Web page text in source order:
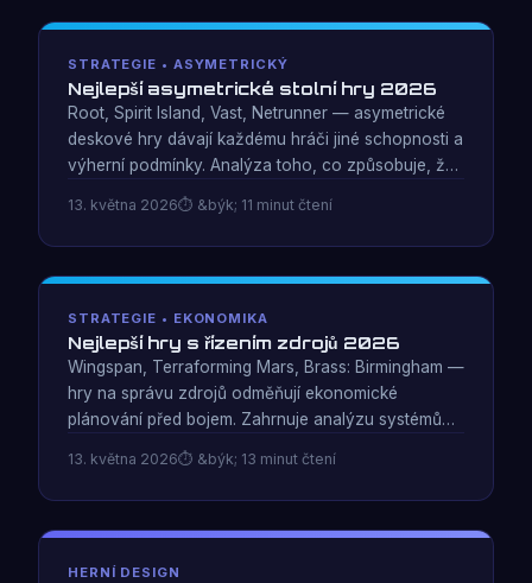
STRATEGIE • ASYMETRICKÝ
Nejlepší asymetrické stolní hry 2026
Root, Spirit Island, Vast, Netrunner — asymetrické
deskové hry dávají každému hráči jiné schopnosti a
výherní podmínky. Analýza toho, co způsobuje, že
nerovnováhu.
13. května 2026 &býk; 11 minut čtení
STRATEGIE • EKONOMIKA
Nejlepší hry s řízením zdrojů 2026
Wingspan, Terraforming Mars, Brass: Birmingham —
hry na správu zdrojů odměňují ekonomické
plánování před bojem. Zahrnuje analýzu systémů
design.
13. května 2026 &býk; 13 minut čtení
HERNÍ DESIGN